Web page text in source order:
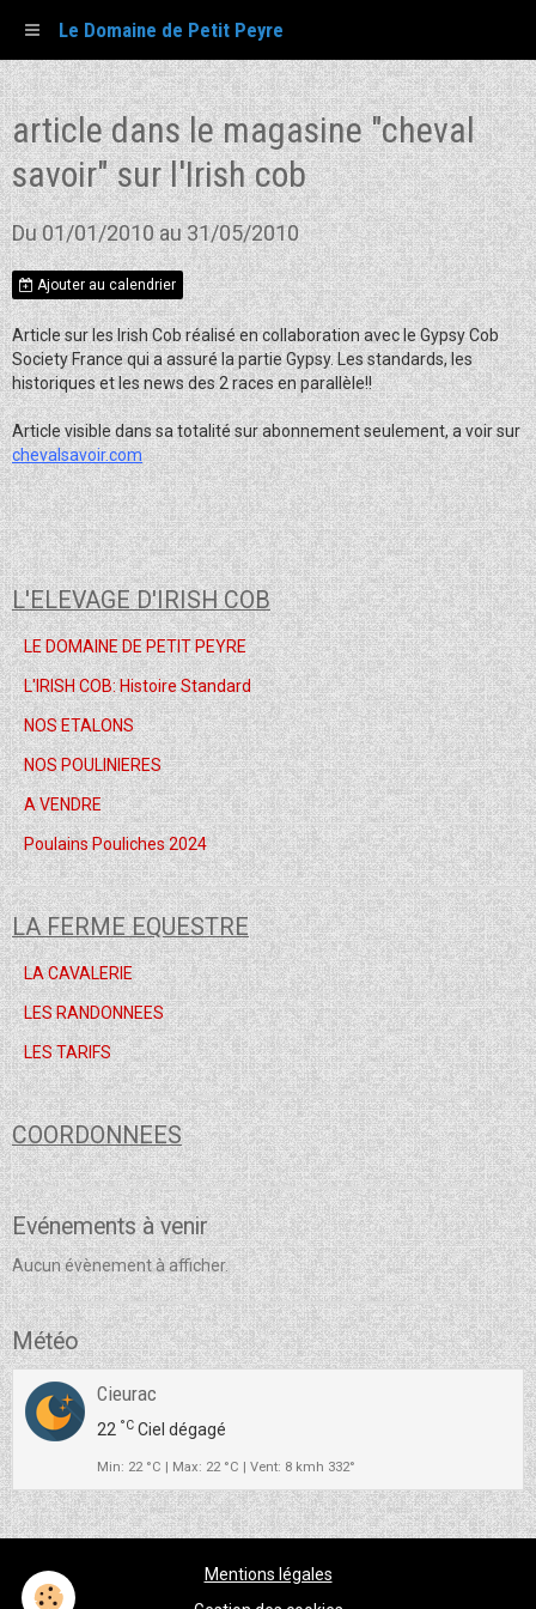
Le Domaine de Petit Peyre
article dans le magasine "cheval
savoir" sur l'Irish cob
Du 01/01/2010au 31/05/2010
Ajouter au calendrier
Article sur les Irish Cob réalisé en collaboration avec le Gypsy Cob
Society France qui a assuré la partie Gypsy. Les standards, les
historiques et les news des 2 races en parallèle!!
Article visible dans sa totalité sur abonnement seulement, a voir sur
chevalsavoir.com
L'ELEVAGE D'IRISH COB
LE DOMAINE DE PETIT PEYRE
L'IRISH COB: Histoire Standard
NOS ETALONS
NOS POULINIERES
A VENDRE
Poulains Pouliches 2024
LA FERME EQUESTRE
LA CAVALERIE
LES RANDONNEES
LES TARIFS
COORDONNEES
Evénements à venir
Aucun évènement à afficher.
Météo
Cieurac
22 °C Ciel dégagé
Min: 22 °C | Max: 22 °C | Vent: 8 kmh 332°
Mentions légales